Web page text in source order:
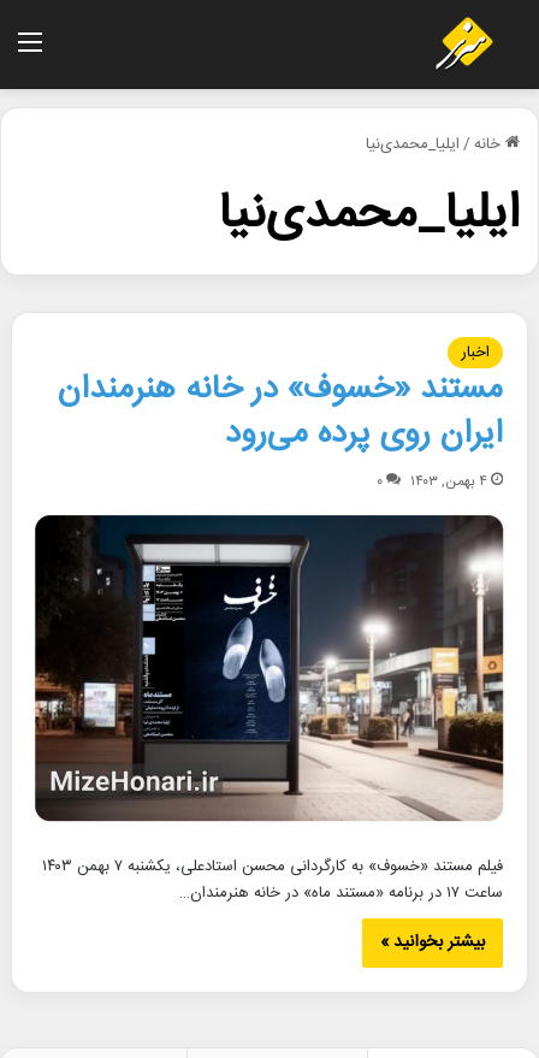
خانه/ایلیا_محمدی‌نیا
ایلیا_محمدی‌نیا
اخبار
مستند «خسوف» در خانه هنرمندان
ایران روی پرده می‌رود
۴ بهمن, ۱۴۰۳ ۰
فیلم مستند «خسوف» به کارگردانی محسن استادعلی، یکشنبه ۷ بهمن ۱۴۰۳
ساعت ۱۷ در برنامه «مستند ماه» در خانه هنرمندان…
بیشتر بخوانید »